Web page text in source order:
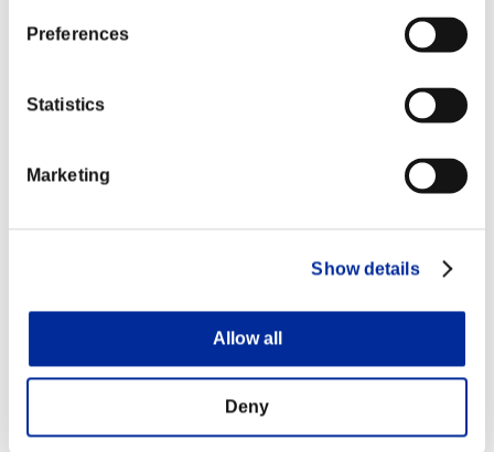
Preferences
Statistics
Marketing
Show details
Allow all
Deny
NV personnage: 100 ou moins